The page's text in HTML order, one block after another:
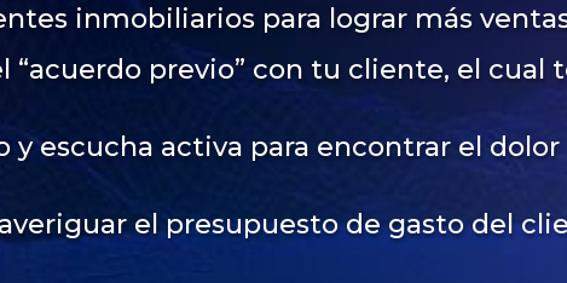
inmobiliarios para lograr más
“acuerdo previo” con tu cliente, el cual
escucha activa para encontrar el dolor
el presupuesto de gasto del